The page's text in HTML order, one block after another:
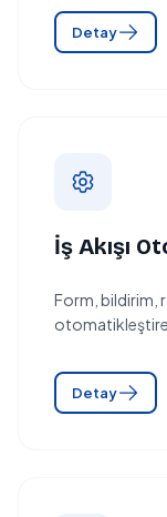
Detay
İş Akışı
Form, bildirim,
Detay